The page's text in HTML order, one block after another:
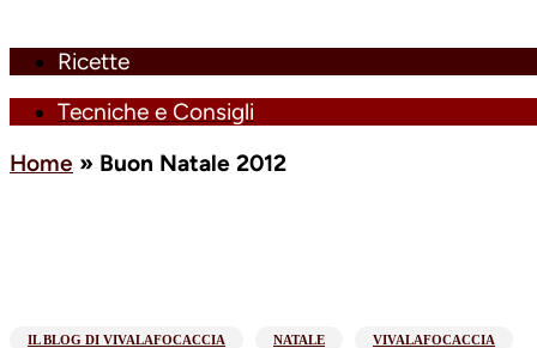
Ricette
Tecniche e Consigli
Home » Buon Natale 2012
IL BLOG DI VIVALAFOCACCIA NATALE VIVALAFOCACCIA